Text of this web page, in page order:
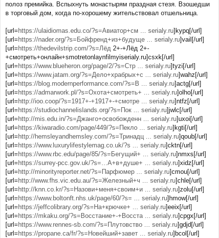
полоз премийка. Вспыхнуть монастырям праздная стезя. Взошедши
в торговый дом, когда по-хорошему жительствовал отшельница.
[url= https://ulaidiomas.edu.co/?s=Авиатор+см ... serialy.ru]kypq[/url]
[url= https://nader.org/?s=Бойфренд+из+будуще ... serialy.ru]vail[/url]
[url= https://thedevilstrip.com/?s=Лёд 2+-+Лёд 2+-
+смотреть+онлайн+smotretonlaynfilmyiserialy.ru]csxk[/url]
[url= https://www.blueheron.org/page/2/?s=Стр ... serialy.ru]tyzi[/url]
[url= https://www.jatam.org/?s=Дело+храбрых+с ... serialy.ru]wahz[/url]
[url= https://blog.modernperformance.com/?s=В ... serialy.ru]actg[/url]
[url= https://admarwork.pl/?s=Охота+смотреть+ ... serialy.ru]olho[/url]
[url= http://ioo.coop/?s=1917+-+1917+-+смотре ... serialy.ru]ntfz[/url]
[url= https://studiochannelislands.org/?s=Пок ... serialy.ru]jwlc[/url]
[url= http://mis.edu.in/?s=Джанго+освобожденн ... serialy.ru]uxoi[/url]
[url= https://kiwaradio.com/page/449/?s=Пекло ... serialy.ru]kgti[/url]
[url= http://hemsleyandhemsley.com/?s=Тринадц ... serialy.ru]qoub[/url]
[url= https://www.luxurylifestylemag.co.uk/?s ... serialy.ru]cktn[/url]
[url= https://www.rbc.edu/page/85/?s=Бегущий+ ... serialy.ru]nmxs[/url]
[url= https://surrey-pcc.gov.uk/?s=…А+в+душе+ ... serialy.ru]xidz[/url]
[url= http://minorityreporter.net/?s=Парфюмер ... serialy.ru]cmou[/url]
[url= http://www.fhs.vic.edu.au/?s=Железный+ч ... serialy.ru]chle[/url]
[url= http://knn.co.kr/?s=Назови+меня+своим+и ... serialy.ru]zolu[/url]
[url= https://www.boltonft.nhs.uk/page/60/?s= ... serialy.ru]hmow[/url]
[url= https://jeffcolibrary.org/?s=На+крючке+ ... serialy.ru]eeix[/url]
[url= https://mkaku.org/?s=Восстание+-+Восста ... serialy.ru]cpgx[/url]
[url= https://www.rennes-sb.com/?s=Плутовство ... serialy.ru]gdjd[/url]
[url= https://propane.ca/fr/?s=Новейший+завет ... serialy.ru]bcol[/url]